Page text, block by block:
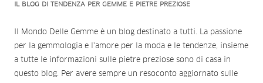
IL BLOG DI TENDENZA PER GEMME E PIETRE PREZIOSE
Il Mondo Delle Gemme è un blog destinato a tutti. La passione
per la gemmologia e l'amore per la moda e le tendenze, insieme
a tutte le informazioni sulle pietre preziose sono di casa in
questo blog. Per avere sempre un resoconto aggiornato sulle